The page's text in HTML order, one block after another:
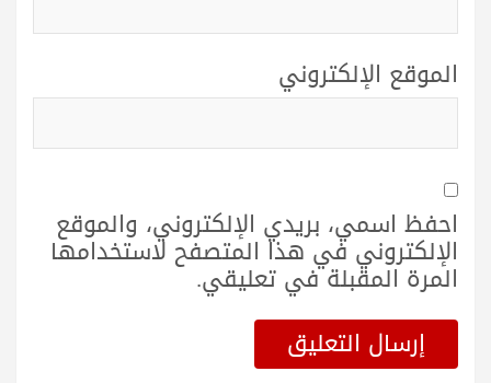
الموقع الإلكتروني
احفظ اسمي، بريدي الإلكتروني، والموقع
الإلكتروني في هذا المتصفح لاستخدامها
المرة المقبلة في تعليقي.